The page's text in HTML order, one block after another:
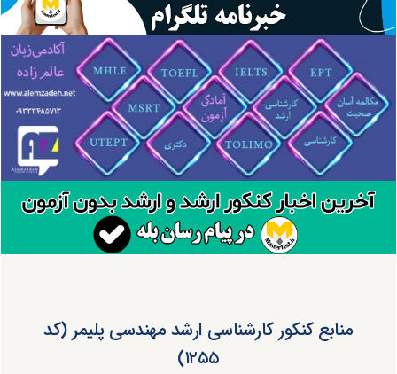
منابع کنکور کارشناسی ارشد مهندسی پلیمر (کد
۱۲۵۵)